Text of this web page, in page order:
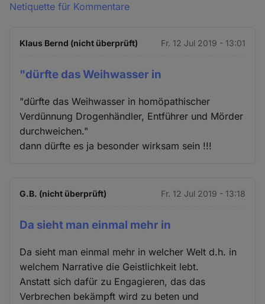
Netiquette für Kommentare
Klaus Bernd (nicht überprüft) Fr. 12 Jul 2019 - 13:01
"dürfte das Weihwasser in
"dürfte das Weihwasser in homöpathischer
Verdünnung Drogenhändler, Entführer und Mörder
durchweichen."
dann dürfte es ja besonder wirksam sein !!!
G.B. (nicht überprüft) Fr. 12 Jul 2019 - 13:18
Da sieht man einmal mehr in
Da sieht man einmal mehr in welcher Welt d.h. in
welchem Narrative die Geistlichkeit lebt.
Anstatt sich dafür zu Engagieren, das das
Verbrechen bekämpft wird zu beten und